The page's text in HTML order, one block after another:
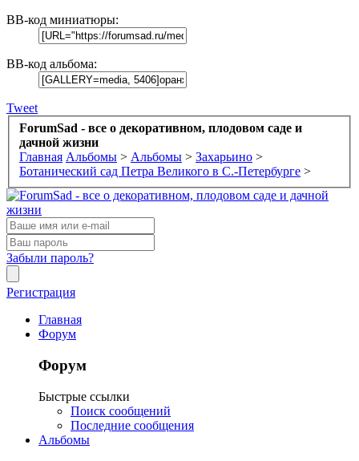
BB-код миниатюры:
BB-код альбома:
Tweet
ForumSad - все о декоративном, плодовом саде и
дачной жизни
Главная Альбомы > Альбомы > Захарьино >
Ботанический сад Петра Великого в С.-Петербурге >
Забыли пароль?
Регистрация
Главная
Форум
Форум
Быстрые ссылки
Поиск сообщений
Последние сообщения
Альбомы